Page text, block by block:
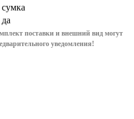
сумка
да
поставки и внешний вид могут
уведомления!